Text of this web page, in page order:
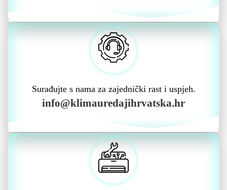
Surađujte s nama za zajednički rast i uspjeh.
info@klimauredajihrvatska.hr